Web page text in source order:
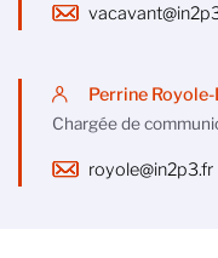
Perrine
Chargée de
royole@in2p3.fr